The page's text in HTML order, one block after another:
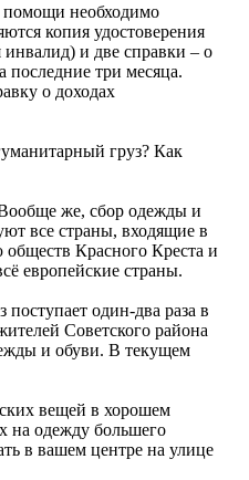
помощи необходимо
копия удостоверения
и две справки – о
последние три месяца.
о доходах
груз? Как
же, сбор одежды и
все страны, входящие в
Красного Креста и
европейские страны.
один-два раза в
Советского района
и обуви. В теку­щем
вещей в хорошем
на одежду большего
в вашем центре на улице